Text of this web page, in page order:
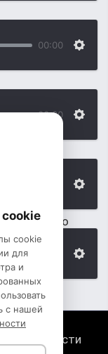
00:00
00:00
cookie
cookie
для
и
с нашей